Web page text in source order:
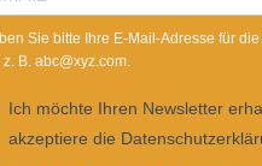
Sie bitte Ihre E-Mail-Adresse für
z. B. abc@xyz.com.
Ich möchte Ihren Newsletter
akzeptiere die